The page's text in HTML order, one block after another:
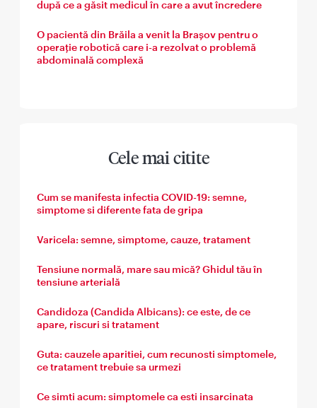
după ce a găsit medicul în care a avut încredere
O pacientă din Brăila a venit la Brașov pentru o
operație robotică care i-a rezolvat o problemă
abdominală complexă
Cele mai citite
Cum se manifesta infectia COVID-19: semne,
simptome si diferente fata de gripa
Varicela: semne, simptome, cauze, tratament
Tensiune normală, mare sau mică? Ghidul tău în
tensiune arterială
Candidoza (Candida Albicans): ce este, de ce
apare, riscuri si tratament
Guta: cauzele aparitiei, cum recunosti simptomele,
ce tratament trebuie sa urmezi
Ce simti acum: simptomele ca esti insarcinata